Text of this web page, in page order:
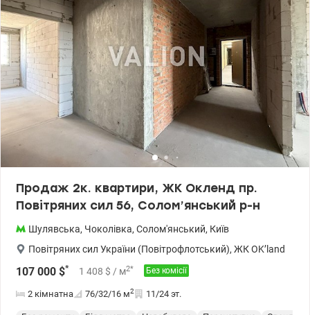
територія з відмінною внутрішньою інфраструктурою: , На
перших поверхах у комплексі відкрито магазини, кафе,
репетиторський центр вивчення мов. Поруч навчальні заклади:
НАУ, ліцей КПІ, НВК «Ерудит», школа мистецтв. Неподалік
комплексу озеро та парк «Відрадний», ТРЦ «Мармелад», ТРЦ
«Космополіт». Зручна транспортна розв'язка. метро Шулявська -
10 хв. на транспорті. Продаж по переуступці. Розглядаємо
продаж за безготівковим розрахунком. Ціна 65 000 у.о. Светлана
0669569268, 0989748035 www.valion.ua/1147967
Продаж 2к. квартири, ЖК Окленд пр.
Повітряних сил 56, Солом’янський р-н
Шулявська, Чоколівка, Солом'янський, Київ
Повітряних сил України (Повітрофлотський), ЖК OK’land
107 000 $* 1 408 $ / м2* Без комісії
2 кімнатна 76/32/16 м2 11/24 эт.